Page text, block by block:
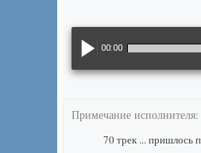
00:00
Примечание исполнителя:
70 трек ... пришлось